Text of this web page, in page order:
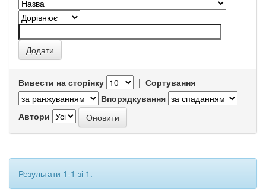
Вивести на сторінку | Сортування
Впорядкування
Автори
Результати 1-1 зі 1.